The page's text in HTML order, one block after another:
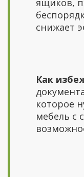
снижает
Как
которое
мебель с